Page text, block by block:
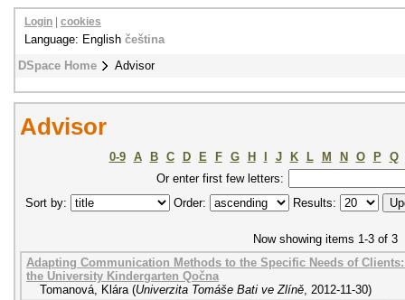
DSpace Home Advisor
Login cookies
Language: English čeština
Advisor
0-9 A B C D E F G H J K L M N O P
Q
Or enter first few letters:
Sort by:
Order: Results:
Now showing items 1-3 of 3
Adapting Communication Methods to the Specific Needs of
the University Kindergarten Qočna
Tomanová, Klára (Univerzita Tomáše Bati ve Zlíně, 2012-11-30)